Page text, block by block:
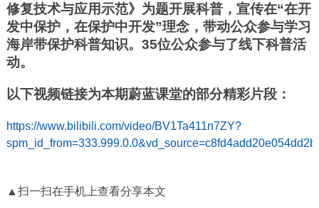
修复技术与应用示范》为题开展科普，宣传在“在开
发中保护，在保护中开发”理念，带动公众参与学习
海岸带保护科普知识。35位公众参与了线下科普活
动。
以下视频链接为本期蔚蓝课堂的部分精彩片段：
https://www.bilibili.com/video/BV1Ta411n7ZY?
▲扫一扫在手机上查看分享本文